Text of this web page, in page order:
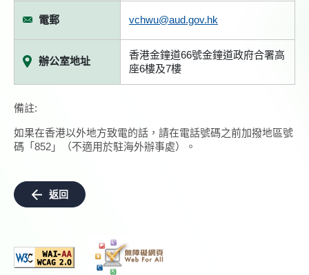
電郵 vchwu@aud.gov.hk
辦公室地址
香港金鐘道66號金鐘道政府合署高
座6樓及7樓
備註:
如果在香港以外地方致電的話，請在電話號碼之前加撥地區號
碼「852」（不適用於駐海外辦事處）。
返回